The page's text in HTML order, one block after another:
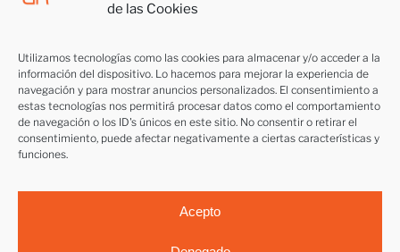
de las Cookies
Utilizamos tecnologías como las cookies para almacenar y/o acceder a la
información del dispositivo. Lo hacemos para mejorar la experiencia de
navegación y para mostrar anuncios personalizados. El consentimiento a
estas tecnologías nos permitirá procesar datos como el comportamiento
de navegación o los ID's únicos en este sitio. No consentir o retirar el
consentimiento, puede afectar negativamente a ciertas características y
funciones.
Acepto
Vendemos tu casa
Alquilar piso o local
Trabaja con nosotros